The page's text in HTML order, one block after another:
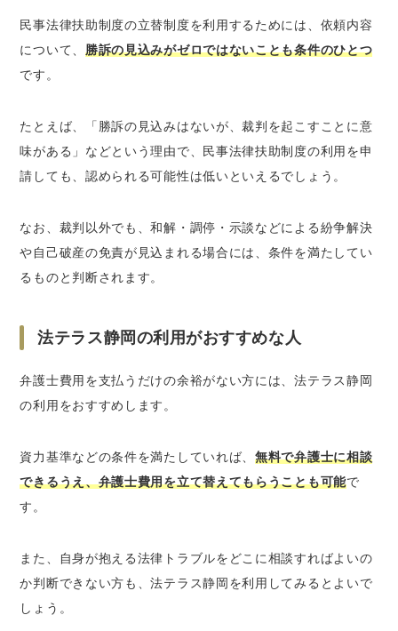
民事法律扶助制度の立替制度を利用するためには、依頼内容
について、 勝訴の見込みがゼロではないことも条件のひとつ
です。
たとえば、「勝訴の見込みはないが、裁判を起こすことに意
味がある」などという理由で、民事法律扶助制度の利用を申
請しても、認められる可能性は低いといえるでしょう。
なお、裁判以外でも、和解・調停・示談などによる紛争解決
や自己破産の免責が見込まれる場合には、条件を満たしてい
るものと判断されます。
法テラス静岡の利用がおすすめな人
弁護士費用を支払うだけの余裕がない方には、法テラス静岡
の利用をおすすめします。
資力基準などの条件を満たしていれば、無料で弁護士に相談
できるうえ、弁護士費用を立て替えてもらうことも可能で
す。
また、自身が抱える法律トラブルをどこに相談すればよいの
か判断できない方も、法テラス静岡を利用してみるとよいで
しょう。